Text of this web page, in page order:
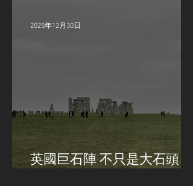
英國巨石陣 不只是大石頭 /
2025年12月30日